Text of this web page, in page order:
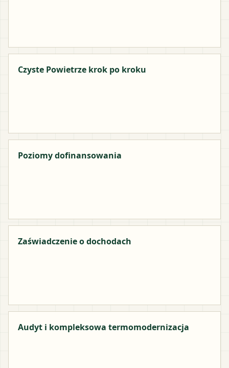
Czyste Powietrze krok po kroku
Poziomy dofinansowania
Zaświadczenie o dochodach
Audyt i kompleksowa termomodernizacja